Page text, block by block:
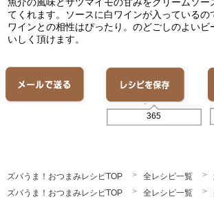
てくれます。ソースに白ワインが入っているの
ワインとの相性はぴったり。のどごしのよいビ
いしく頂けます。
365
ズバうま！おつまみレシピTOP 全レシピ一覧
ズバうま！おつまみレシピTOP
全レシピ一覧